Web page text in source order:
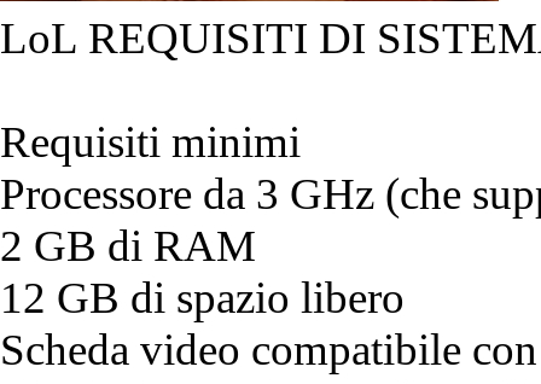
LoL REQUISITI DI
Requisiti minimi
Processore da 3 GHz (che
2 GB di RAM
12 GB di spazio libero
Scheda video compatibile